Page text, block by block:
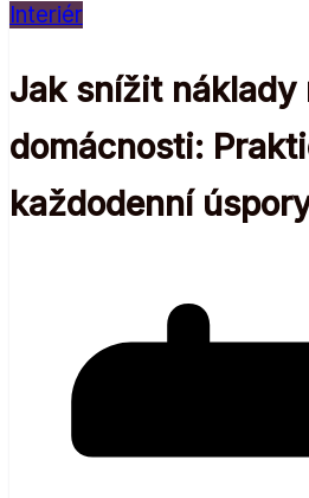
Interiér
Jak snížit náklady
domácnosti:
každodenní